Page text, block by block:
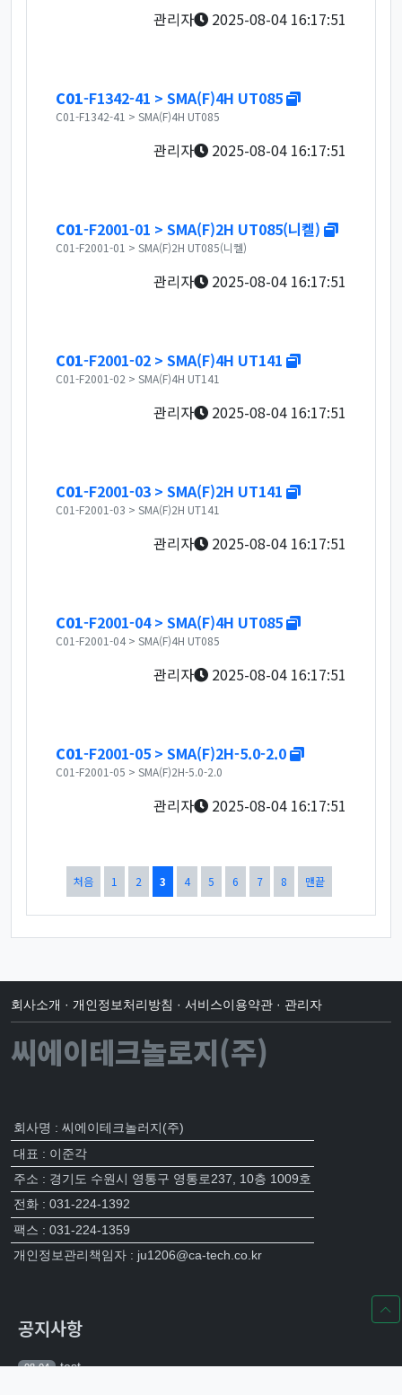
관리자 2025-08-04 16:17:51
C01-F1342-41 > SMA(F)4H UT085 새창
C01-F1342-41 > SMA(F)4H UT085
관리자 2025-08-04 16:17:51
C01-F2001-01 > SMA(F)2H UT085(니켈) 새창
C01-F2001-01 > SMA(F)2H UT085(니켈)
관리자 2025-08-04 16:17:51
C01-F2001-02 > SMA(F)4H UT141 새창
C01-F2001-02 > SMA(F)4H UT141
관리자 2025-08-04 16:17:51
C01-F2001-03 > SMA(F)2H UT141 새창
C01-F2001-03 > SMA(F)2H UT141
관리자 2025-08-04 16:17:51
C01-F2001-04 > SMA(F)4H UT085 새창
C01-F2001-04 > SMA(F)4H UT085
관리자 2025-08-04 16:17:51
C01-F2001-05 > SMA(F)2H-5.0-2.0 새창
C01-F2001-05 > SMA(F)2H-5.0-2.0
관리자 2025-08-04 16:17:51
처음 1페이지2
페이지 열린
3 페이지
4
페이지5페이지6
페이지7
페이지8
페이지맨끝
회사소개 · 개인정보처리방침 · 서비스이용약관 · 관리자
씨에이테크놀로지(주)
회사명 : 씨에이테크놀러지(주)
대표 : 이준각
주소 : 경기도 수원시 영통구 영통로237, 10층 1009호
전화 : 031-224-1392
팩스 : 031-224-1359
개인정보관리책임자 : ju1206@ca-tech.co.kr
공지사항
08-04 test